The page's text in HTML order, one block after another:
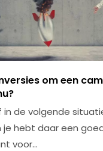
om een
in de volgende
je hebt daar een
voor…